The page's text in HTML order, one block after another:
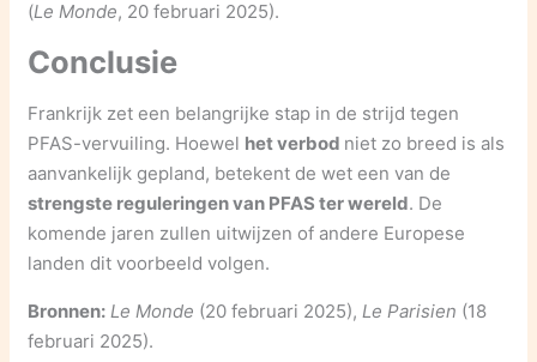
(Le Monde, 20 februari 2025).
Conclusie
Frankrijk zet een belangrijke stap in de strijd tegen
PFAS-vervuiling. Hoewel het verbod niet zo breed is als
aanvankelijk gepland, betekent de wet een van de
strengste reguleringen van PFAS ter wereld. De
komende jaren zullen uitwijzen of andere Europese
landen dit voorbeeld volgen.
Bronnen: Le Monde (20 februari 2025), Le Parisien (18
februari 2025).